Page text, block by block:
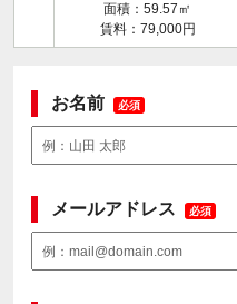
面積：59.57㎡
賃料：79,000円
お名前 必須
メールアドレス 必須